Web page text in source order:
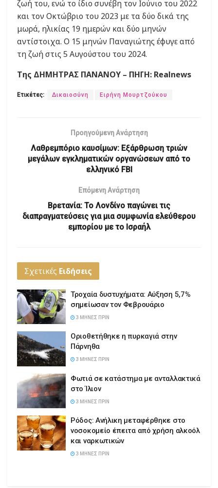
ζωή του, ενώ το ίδιο συνέβη τον Ιούνιο του 2022
και τον Οκτώβριο του 2023 με τα δύο δικά της
μωρά, ηλικίας 19 ημερών και δύο μηνών
αντίστοιχα. Ο 15 μηνών Παναγιώτης έφυγε από
τη ζωή στις 5 Αυγούστου του 2024.
Της ΔΗΜΗΤΡΑΣ ΠΑΝΑΝΟΥ – ΠΗΓΗ: Realnews
Ετικέτες: Δικαιοσύνη Ειρήνη Μουρτζούκου
Προηγούμενη Ανάρτηση
Λαθρεμπόριο καυσίμων: Εξάρθρωση τριών
μεγάλων εγκληματικών οργανώσεων από το
ελληνικό FBI
Επόμενη Ανάρτηση
Βρετανία: Το Λονδίνο παγώνει τις
διαπραγματεύσεις για μια συμφωνία ελεύθερου
εμπορίου με το Ισραήλ
Σχετικές Ειδήσεις
Τροχαία δυστυχήματα: Αύξηση 5,7%
σημείωσαν τον Φεβρουάριο
3 ΜΉΝΕΣ ΠΡΙΝ
Οριοθετήθηκε η πυρκαγιά στην
Πάρνηθα
3 ΜΉΝΕΣ ΠΡΙΝ
Φωτιά σε κατάστημα με ανταλλακτικά
στο Ίλιον
3 ΜΉΝΕΣ ΠΡΙΝ
Ρόδος: Ανήλικη μεταφέρθηκε στο
νοσοκομείο έπειτα από χρήση αλκοόλ
και ναρκωτικών
3 ΜΉΝΕΣ ΠΡΙΝ